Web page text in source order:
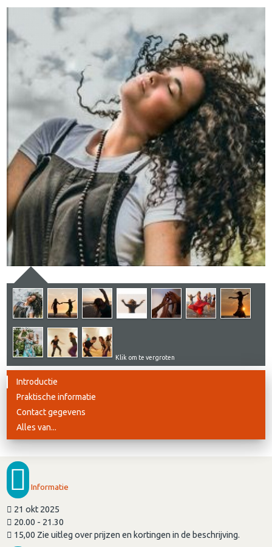
Klik om te vergroten
Introductie
Praktische informatie
Contact gegevens
Alles van...
Informatie
21 okt 2025
20.00 - 21.30
15,00 Zie uitleg over prijzen en kortingen in de beschrijving.